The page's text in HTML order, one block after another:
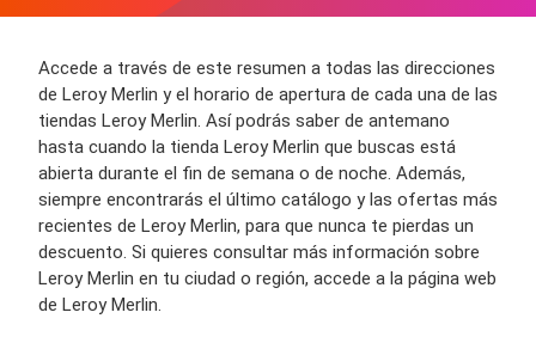
Accede a través de este resumen a todas las direcciones
de Leroy Merlin y el horario de apertura de cada una de las
tiendas Leroy Merlin. Así podrás saber de antemano
hasta cuando la tienda Leroy Merlin que buscas está
abierta durante el fin de semana o de noche. Además,
siempre encontrarás el último catálogo y las ofertas más
recientes de Leroy Merlin, para que nunca te pierdas un
descuento. Si quieres consultar más información sobre
Leroy Merlin en tu ciudad o región, accede a la página web
de Leroy Merlin.